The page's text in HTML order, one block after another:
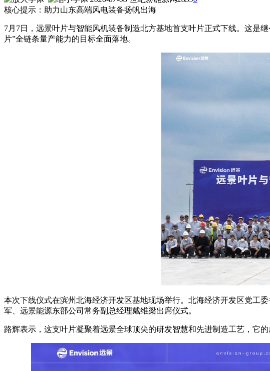
核心提示：助力山东高端风电装备扬帆出海
7月7日，远景叶片与智能风机装备制造北方基地首支叶片正式下线。这是
片”全链条量产能力的目标全面落地。
本次下线仪式在滨州北海经济开发区基地现场举行。北海经济开发区党工
军、远景能源东部公司常务副总经理戴维梁出席仪式。
路辉表示，这支叶片凝聚着远景全球顶尖的研发智慧和先进制造工艺，它